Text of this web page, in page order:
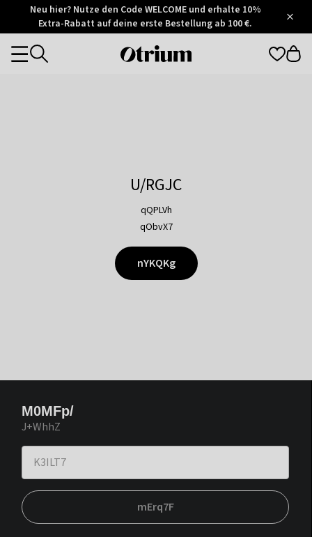
Otrium
Trustpilot
Neu hier? Nutze den Code WELCOME und erhalte 10%
Extra-Rabatt auf deine erste Bestellung ab 100 €.
Otrium
Categories
U/RGJC
qQPLVh
qObvX7
nYKQKg
M0MFp/
J+WhhZ
mErq7F